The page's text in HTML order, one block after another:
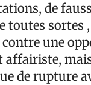
de
toutes sortes
une
affairiste,
de rupture